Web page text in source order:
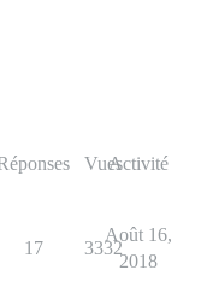
VuesActivité
17 3332
Août 16,
2018